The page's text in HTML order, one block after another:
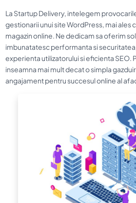
La Startup Delivery, intelegem
gestionarii unui site WordPress, mai ales
magazin online. Ne dedicam sa oferim
imbunatatesc performanta si
experienta utilizatorului si eficienta SEO.
inseamna mai mult decat o simpla
angajament pentru succesul online al